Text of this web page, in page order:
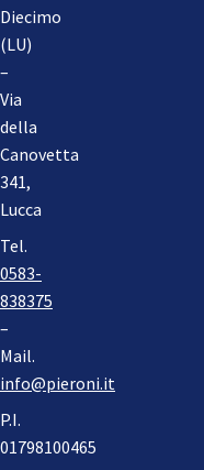
Diecimo
(LU)
–
Via
della
Canovetta
341,
Lucca
Tel.
0583-
838375
–
Mail.
info@pieroni.it
P.I.
01798100465